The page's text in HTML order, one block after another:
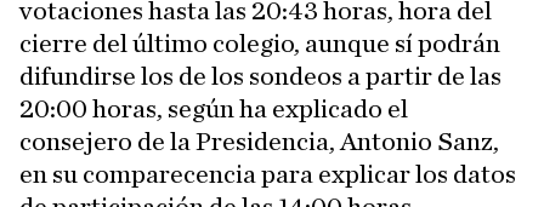
votaciones hasta las 20:43 horas, hora del
cierre del último colegio, aunque sí podrán
difundirse los de los sondeos a partir de las
20:00 horas, según ha explicado el
consejero de la Presidencia, Antonio Sanz,
en su comparecencia para explicar los datos